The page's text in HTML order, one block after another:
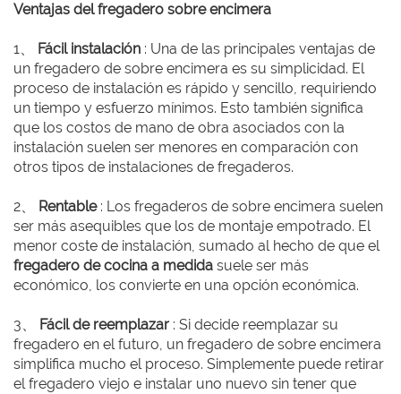
Ventajas del fregadero sobre encimera
1、 Fácil instalación : Una de las principales ventajas de
un fregadero de sobre encimera es su simplicidad. El
proceso de instalación es rápido y sencillo, requiriendo
un tiempo y esfuerzo mínimos. Esto también significa
que los costos de mano de obra asociados con la
instalación suelen ser menores en comparación con
otros tipos de instalaciones de fregaderos.
2、 Rentable: Los fregaderos de sobre encimera suelen
ser más asequibles que los de montaje empotrado. El
menor coste de instalación, sumado al hecho de que el
fregadero de cocina a medida suele ser más
económico, los convierte en una opción económica.
3、 Fácil de reemplazar : Si decide reemplazar su
fregadero en el futuro, un fregadero de sobre encimera
simplifica mucho el proceso. Simplemente puede retirar
el fregadero viejo e instalar uno nuevo sin tener que